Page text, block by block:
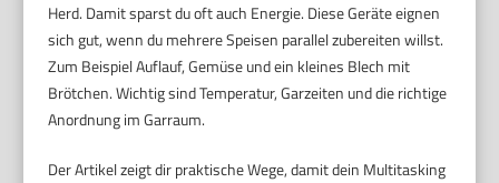
Herd. Damit sparst du oft auch Energie. Diese Geräte eignen
sich gut, wenn du mehrere Speisen parallel zubereiten willst.
Zum Beispiel Auflauf, Gemüse und ein kleines Blech mit
Brötchen. Wichtig sind Temperatur, Garzeiten und die richtige
Anordnung im Garraum.
Der Artikel zeigt dir praktische Wege, damit dein Multitasking